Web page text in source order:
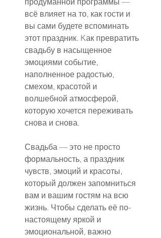
всё влияет на то, как гости и
вы сами будете вспоминать
этот праздник. Kак превратить
свадьбу в насыщенное
эмоциями событие,
наполненное радостью,
смехом, красотой и
волшебной атмосферой,
которую хочется переживать
снова и снова.
Свадьба — это не просто
формальность, а праздник
чувств, эмоций и красоты,
который должен запомниться
вам и вашим гостям на всю
жизнь. Чтобы сделать её по-
настоящему яркой и
эмоциональной, важно